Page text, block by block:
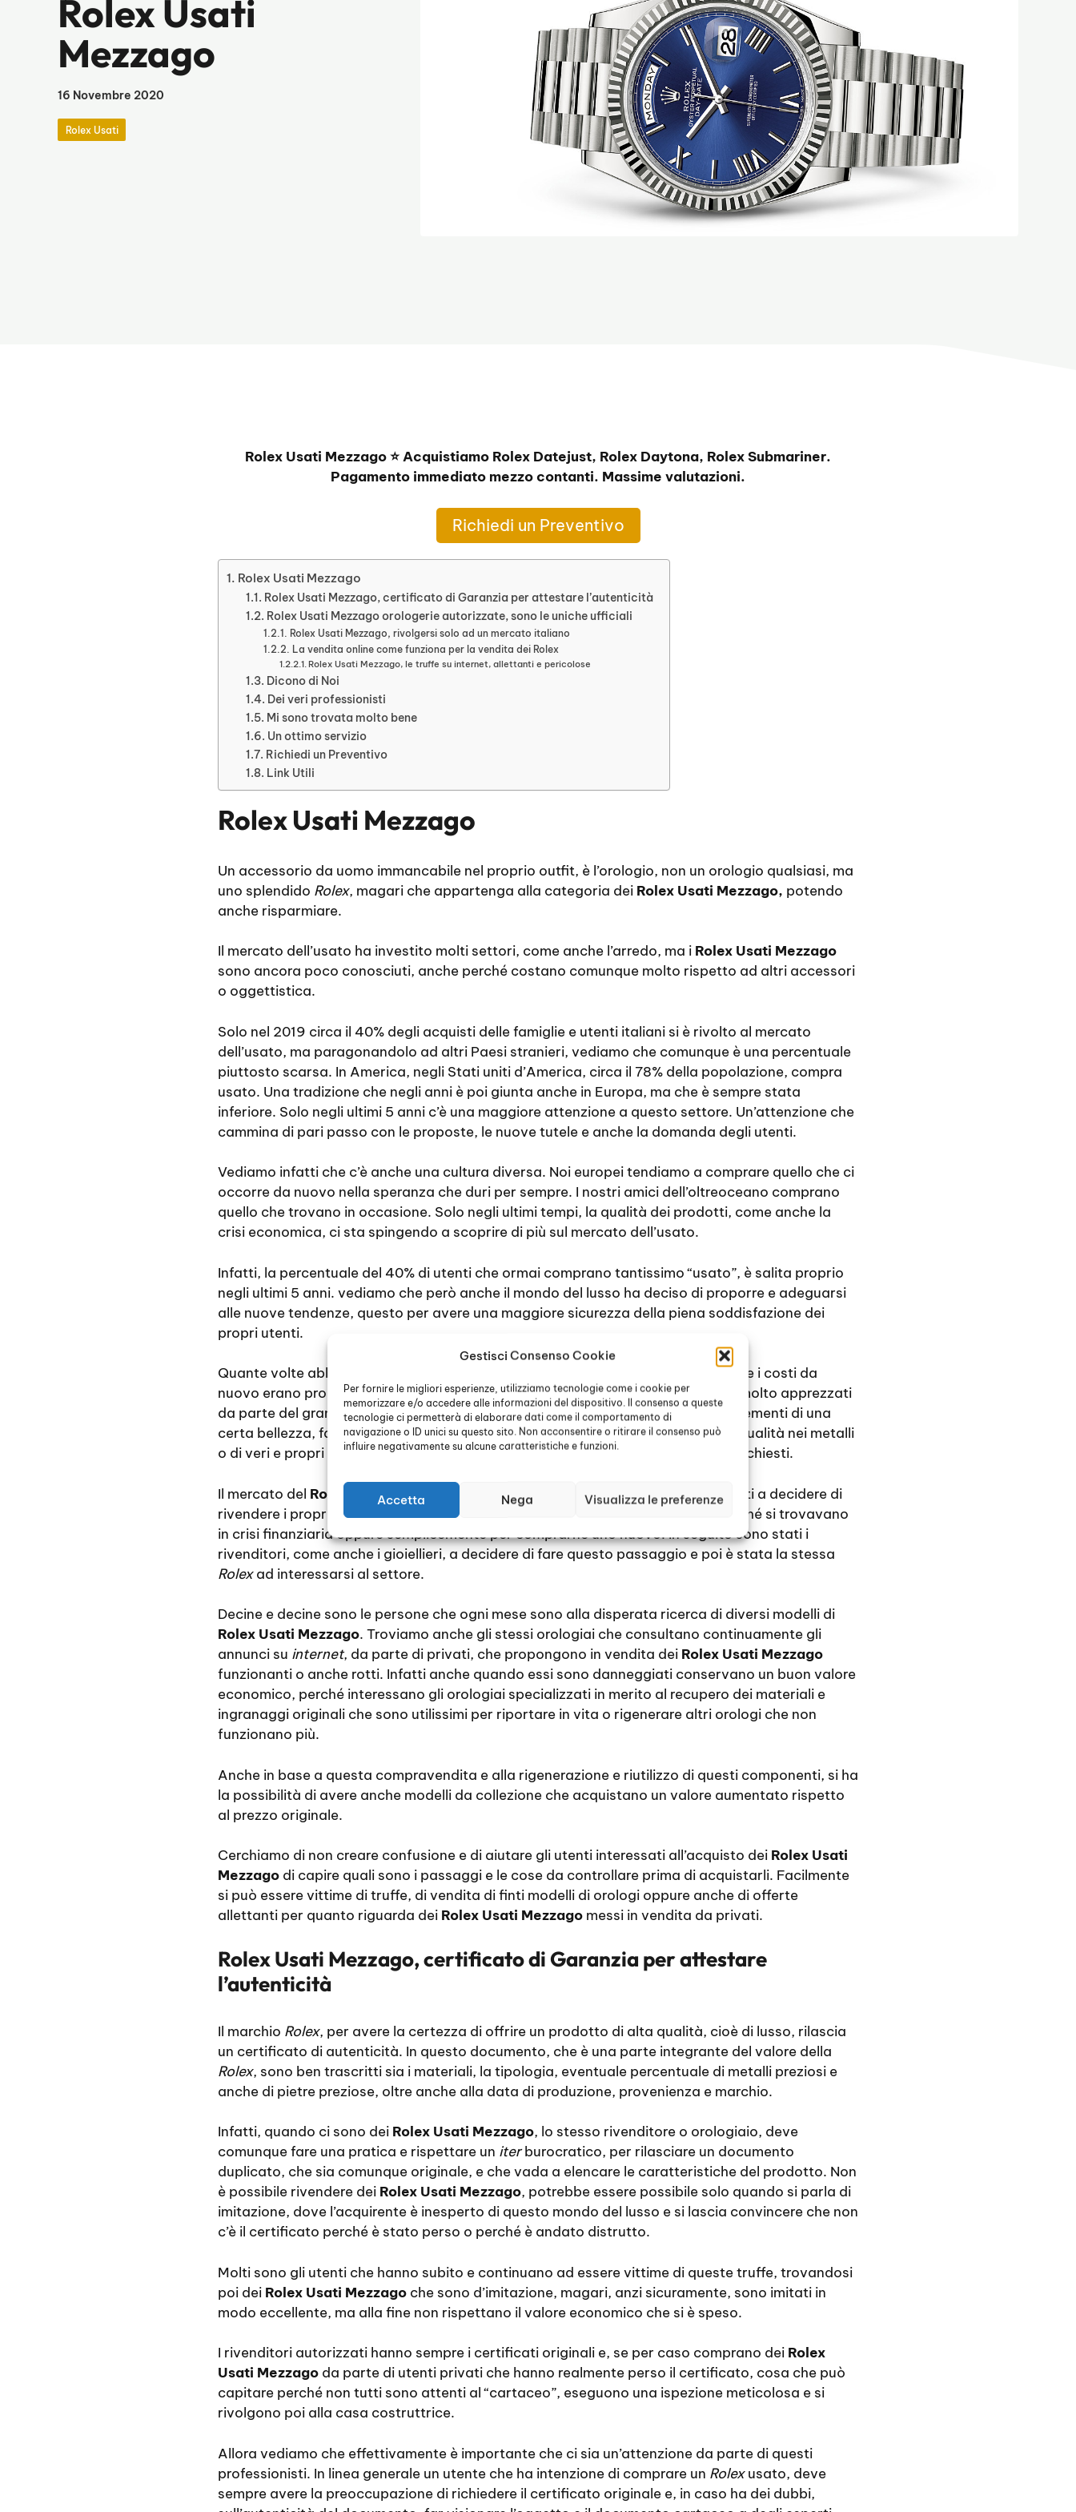
Gestisci Consenso Cookie
Per fornire le migliori esperienze, utilizziamo tecnologie come i cookie per
memorizzare e/o accedere alle informazioni del dispositivo. Il consenso a queste
tecnologie ci permetterà di elaborare dati come il comportamento di
navigazione o ID unici su questo sito. Non acconsentire o ritirare il consenso può
influire negativamente su alcune caratteristiche e funzioni.
Accetta Nega Visualizza le preferenze
Rolex Usati
Mezzago
16 Novembre 2020
Rolex Usati
Rolex Usati Mezzago ⭐ Acquistiamo Rolex Datejust, Rolex Daytona, Rolex Submariner.
Pagamento immediato mezzo contanti. Massime valutazioni.
Richiedi un Preventivo
Rolex Usati Mezzago
Rolex Usati Mezzago, certificato di Garanzia per attestare l’autenticità
Rolex Usati Mezzago orologerie autorizzate, sono le uniche ufficiali
Rolex Usati Mezzago, rivolgersi solo ad un mercato italiano
La vendita online come funziona per la vendita dei Rolex
Rolex Usati Mezzago, le truffe su internet, allettanti e pericolose
Dicono di Noi
Dei veri professionisti
Mi sono trovata molto bene
Un ottimo servizio
Richiedi un Preventivo
Link Utili
Rolex Usati Mezzago
Un accessorio da uomo immancabile nel proprio outfit, è l’orologio, non un orologio qualsiasi, ma
uno splendido Rolex, magari che appartenga alla categoria dei Rolex Usati Mezzago, potendo
anche risparmiare.
Il mercato dell’usato ha investito molti settori, come anche l’arredo, ma i Rolex Usati Mezzago
sono ancora poco conosciuti, anche perché costano comunque molto rispetto ad altri accessori
o oggettistica.
Solo nel 2019 circa il 40% degli acquisti delle famiglie e utenti italiani si è rivolto al mercato
dell’usato, ma paragonandolo ad altri Paesi stranieri, vediamo che comunque è una percentuale
piuttosto scarsa. In America, negli Stati uniti d’America, circa il 78% della popolazione, compra
usato. Una tradizione che negli anni è poi giunta anche in Europa, ma che è sempre stata
inferiore. Solo negli ultimi 5 anni c’è una maggiore attenzione a questo settore. Un’attenzione che
cammina di pari passo con le proposte, le nuove tutele e anche la domanda degli utenti.
Vediamo infatti che c’è anche una cultura diversa. Noi europei tendiamo a comprare quello che ci
occorre da nuovo nella speranza che duri per sempre. I nostri amici dell’oltreoceano comprano
quello che trovano in occasione. Solo negli ultimi tempi, la qualità dei prodotti, come anche la
crisi economica, ci sta spingendo a scoprire di più sul mercato dell’usato.
Infatti, la percentuale del 40% di utenti che ormai comprano tantissimo “usato”, è salita proprio
negli ultimi 5 anni. vediamo che però anche il mondo del lusso ha deciso di proporre e adeguarsi
alle nuove tendenze, questo per avere una maggiore sicurezza della piena soddisfazione dei
propri utenti.
Quante volte abbiamo desiderato avere un gioiello di una certa rilevanza, ma che i costi da
nuovo erano proibitivi? Gli accessori che vanno per la maggiore, cioè che sono molto apprezzati
da parte del grande e piccolo pubblico, rimangono gli orologi. Essendo questi elementi di una
certa bellezza, facile da abbinare, ma con materiali che possono essere di alta qualità nei metalli
o di veri e propri gioielli, cioè in oro e pietre preziose, sono diventati sempre più richiesti.
Il mercato del Rolex Usati Mezzago
è iniziato timidamente, di solito erano i privati a decidere di
rivendere i propri orologi per avere una buona quantità di denaro contante, perché si trovavano
in crisi finanziaria oppure semplicemente per comprarne uno nuovo. In seguito sono stati i
rivenditori, come anche i gioiellieri, a decidere di fare questo passaggio e poi è stata la stessa
Rolexad interessarsi al settore.
Decine e decine sono le persone che ogni mese sono alla disperata ricerca di diversi modelli di
Rolex Usati Mezzago. Troviamo anche gli stessi orologiai che consultano continuamente gli
annunci su internet, da parte di privati, che propongono in vendita dei Rolex Usati Mezzago
funzionanti o anche rotti. Infatti anche quando essi sono danneggiati conservano un buon valore
economico, perché interessano gli orologiai specializzati in merito al recupero dei materiali e
ingranaggi originali che sono utilissimi per riportare in vita o rigenerare altri orologi che non
funzionano più.
Anche in base a questa compravendita e alla rigenerazione e riutilizzo di questi componenti, si ha
la possibilità di avere anche modelli da collezione che acquistano un valore aumentato rispetto
al prezzo originale.
Cerchiamo di non creare confusione e di aiutare gli utenti interessati all’acquisto dei Rolex Usati
Mezzago di capire quali sono i passaggi e le cose da controllare prima di acquistarli. Facilmente
si può essere vittime di truffe, di vendita di finti modelli di orologi oppure anche di offerte
allettanti per quanto riguarda dei Rolex Usati Mezzago messi in vendita da privati.
Rolex Usati Mezzago, certificato di Garanzia per attestare
l’autenticità
Il marchio Rolex, per avere la certezza di offrire un prodotto di alta qualità, cioè di lusso, rilascia
un certificato di autenticità. In questo documento, che è una parte integrante del valore della
Rolex, sono ben trascritti sia i materiali, la tipologia, eventuale percentuale di metalli preziosi e
anche di pietre preziose, oltre anche alla data di produzione, provenienza e marchio.
Infatti, quando ci sono dei Rolex Usati Mezzago, lo stesso rivenditore o orologiaio, deve
comunque fare una pratica e rispettare un iterburocratico, per rilasciare un documento
duplicato, che sia comunque originale, e che vada a elencare le caratteristiche del prodotto. Non
è possibile rivendere dei Rolex Usati Mezzago, potrebbe essere possibile solo quando si parla di
imitazione, dove l’acquirente è inesperto di questo mondo del lusso e si lascia convincere che non
c’è il certificato perché è stato perso o perché è andato distrutto.
Molti sono gli utenti che hanno subito e continuano ad essere vittime di queste truffe, trovandosi
poi dei Rolex Usati Mezzago che sono d’imitazione, magari, anzi sicuramente, sono imitati in
modo eccellente, ma alla fine non rispettano il valore economico che si è speso.
I rivenditori autorizzati hanno sempre i certificati originali e, se per caso comprano dei Rolex
Usati Mezzago da parte di utenti privati che hanno realmente perso il certificato, cosa che può
capitare perché non tutti sono attenti al “cartaceo”, eseguono una ispezione meticolosa e si
rivolgono poi alla casa costruttrice.
Allora vediamo che effettivamente è importante che ci sia un’attenzione da parte di questi
professionisti. In linea generale un utente che ha intenzione di comprare un Rolexusato, deve
sempre avere la preoccupazione di richiedere il certificato originale e, in caso ha dei dubbi,